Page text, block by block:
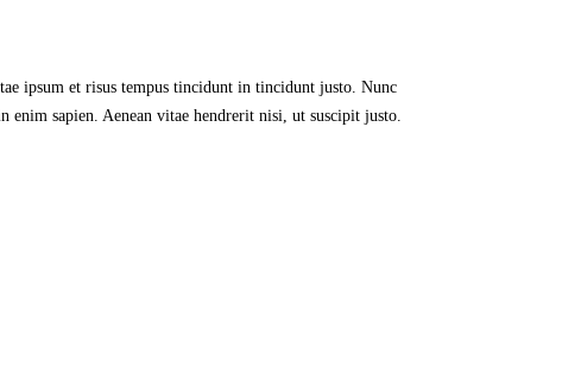
ipsum et risus tempus tincidunt in tincidunt justo. Nunc
enim sapien. Aenean vitae hendrerit nisi, ut suscipit justo.